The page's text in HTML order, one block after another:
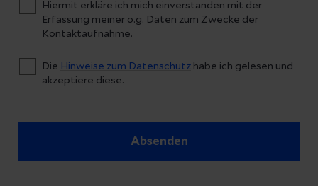
Hiermit erkläre ich mich einverstanden mit der
Erfassung meiner o.g. Daten zum Zwecke der
Kontaktaufnahme.
Die Hinweise zum Datenschutz habe ich gelesen und
akzeptiere diese.
Absenden